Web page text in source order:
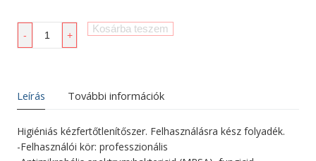
Bradoman
Soft
mennyiség
- +
Kosárba teszem
Leírás További információk
Higiéniás kézfertőtlenítőszer. Felhasználásra kész folyadék.
-Felhasználói kör: professzionális